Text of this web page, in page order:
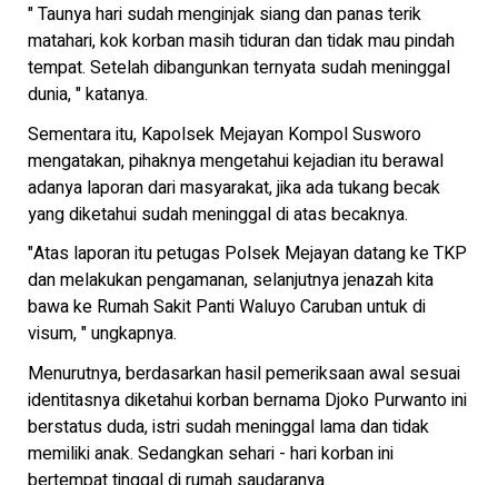
" Taunya hari sudah menginjak siang dan panas terik
matahari, kok korban masih tiduran dan tidak mau pindah
tempat. Setelah dibangunkan ternyata sudah meninggal
dunia, " katanya.
Sementara itu, Kapolsek Mejayan Kompol Susworo
mengatakan, pihaknya mengetahui kejadian itu berawal
adanya laporan dari masyarakat, jika ada tukang becak
yang diketahui sudah meninggal di atas becaknya.
"Atas laporan itu petugas Polsek Mejayan datang ke TKP
dan melakukan pengamanan, selanjutnya jenazah kita
bawa ke Rumah Sakit Panti Waluyo Caruban untuk di
visum, " ungkapnya.
Menurutnya, berdasarkan hasil pemeriksaan awal sesuai
identitasnya diketahui korban bernama Djoko Purwanto ini
berstatus duda, istri sudah meninggal lama dan tidak
memiliki anak. Sedangkan sehari - hari korban ini